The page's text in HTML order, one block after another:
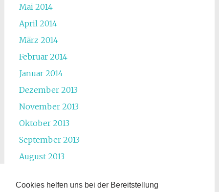
Cookies helfen uns bei der Bereitstellung
Mai 2014
April 2014
März 2014
Februar 2014
Januar 2014
Dezember 2013
November 2013
Oktober 2013
September 2013
August 2013
Juni 2013